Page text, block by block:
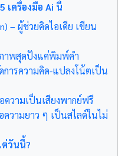
เครื่องมือ Ai นี้
– ผู้ช่วยคิดไอเดีย เขียน
ภาพสุดปังแค่พิมพ์คำ
การความคิด-แปลงโน้ตเป็น
ความเป็นเสียงพากย์ฟรี
ความยาว ๆ เป็นสไลด์ในไม่
ต่วันนี้?